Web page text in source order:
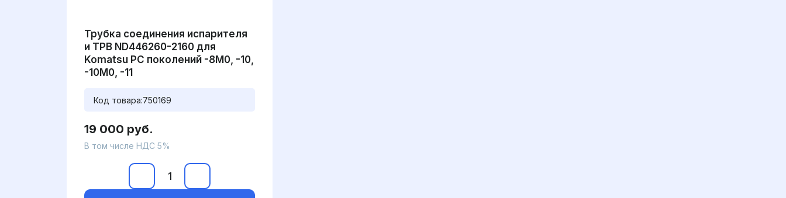
Трубка соединения испарителя
и ТРВ ND446260-2160 для
Komatsu PC поколений -8M0, -10,
-10M0, -11
Код товара:750169
19 000 руб.
В том числе НДС 5%